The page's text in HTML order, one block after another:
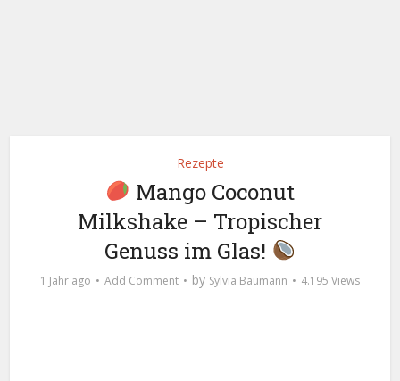
Rezepte
Mango Coconut
Milkshake – Tropischer
Genuss im Glas!
1 Jahr ago Add Comment by Sylvia Baumann 4.195 Views